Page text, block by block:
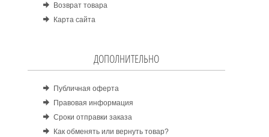
Возврат товара
Карта сайта
ДОПОЛНИТЕЛЬНО
Публичная оферта
Правовая информация
Сроки отправки заказа
Как обменять или вернуть товар?